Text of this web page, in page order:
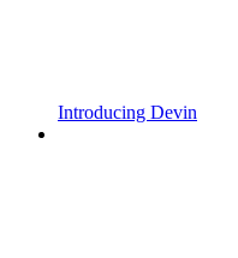
Introducing Devin